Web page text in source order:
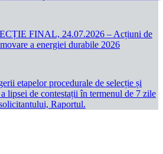
FINAL, 24.07.2026 – Acțiuni de
a energiei durabile 2026
etapelor procedurale de selecție și
lipsei de contestații în termenul de 7 zile
Raportul.